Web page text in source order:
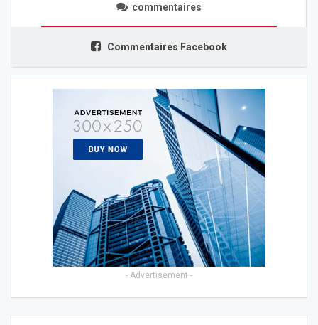
commentaires
Commentaires Facebook
- Advertisement -